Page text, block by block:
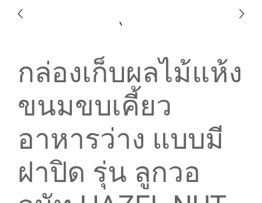
กล่องเก็บผลไม้แห้ง
ขนมขบเคี้ยว
อาหารว่าง แบบมี
ฝาปิด รุ่น ลูกวอ